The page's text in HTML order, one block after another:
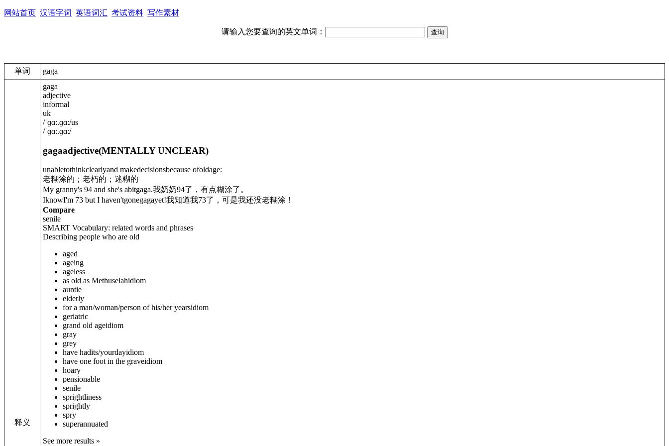
网站首页 汉语字词 英语词汇 考试资料 写作素材
请输入您要查询的英文单词：
单词 gaga
释义
gaga
adjective
informal
uk
/ˈɡɑː.ɡɑː/us
/ˈɡɑː.ɡɑː/
gagaadjective(MENTALLY UNCLEAR)
unabletothinkclearlyand makedecisionsbecause ofoldage:
老糊涂的；老朽的；迷糊的
My granny's 94 and she's abitgaga.我奶奶94了，有点糊涂了。
IknowI'm 73 but I haven'tgonegagayet!我知道我73了，可是我还没老糊涂！
Compare
senile
SMART Vocabulary: related words and phrases
Describing people who are old
aged
ageing
ageless
as old as Methuselahidiom
auntie
elderly
for a man/woman/person of his/her yearsidiom
geriatric
grand old ageidiom
gray
grey
have hadits/yourdayidiom
have one foot in the graveidiom
hoary
pensionable
senile
sprightliness
sprightly
spry
superannuated
See more results »